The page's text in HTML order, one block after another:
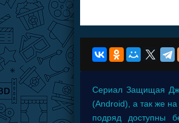
Сериал Защищая
(Android), а так же
подряд доступны